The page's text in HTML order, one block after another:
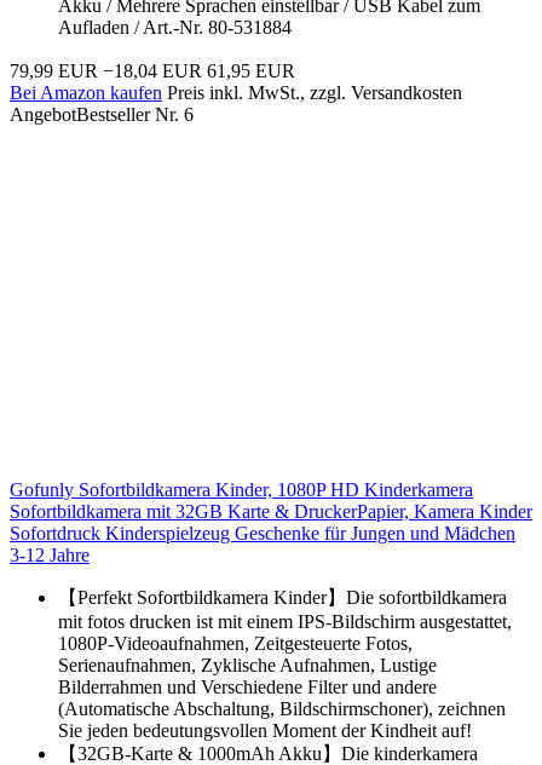
Akku / Mehrere Sprachen einstellbar / USB Kabel zum
Aufladen / Art.-Nr. 80-531884
79,99 EUR −18,04 EUR 61,95 EUR
Bei Amazon kaufen Preis inkl. MwSt., zzgl. Versandkosten
AngebotBestseller Nr. 6
Gofunly Sofortbildkamera Kinder, 1080P HD Kinderkamera
Sofortbildkamera mit 32GB Karte & DruckerPapier, Kamera Kinder
Sofortdruck Kinderspielzeug Geschenke für Jungen und Mädchen
3-12 Jahre
【Perfekt Sofortbildkamera Kinder】Die sofortbildkamera
mit fotos drucken ist mit einem IPS-Bildschirm ausgestattet,
1080P-Videoaufnahmen, Zeitgesteuerte Fotos,
Serienaufnahmen, Zyklische Aufnahmen, Lustige
Bilderrahmen und Verschiedene Filter und andere
(Automatische Abschaltung, Bildschirmschoner), zeichnen
Sie jeden bedeutungsvollen Moment der Kindheit auf!
【32GB-Karte & 1000mAh Akku】Die kinderkamera